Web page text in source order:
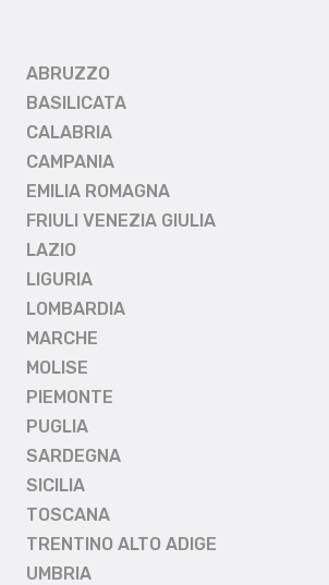
ABRUZZO
BASILICATA
CALABRIA
CAMPANIA
EMILIA ROMAGNA
FRIULI VENEZIA GIULIA
LAZIO
LIGURIA
LOMBARDIA
MARCHE
MOLISE
PIEMONTE
PUGLIA
SARDEGNA
SICILIA
TOSCANA
TRENTINO ALTO ADIGE
UMBRIA